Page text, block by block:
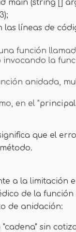
main (string []
las líneas de
función
invocando la
anidada,
en el "
que el
a la limitación
de la
de anidación:
"cadena" sin